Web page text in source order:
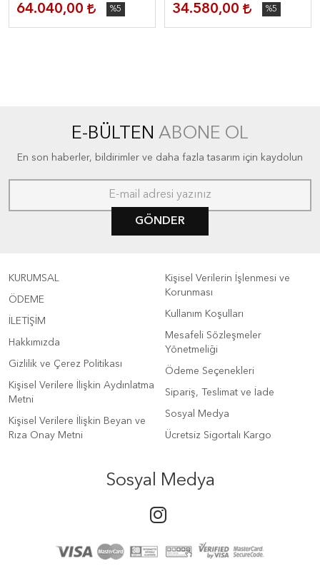
64.040,00 %5 34.580,00 %5
E-BÜLTEN ABONE OL
En son haberler, bildirimler ve daha fazla tasarım için kaydolun
GÖNDER
KURUMSAL
ÖDEME
İLETİŞİM
Hakkımızda
Gizlilik ve Çerez Politikası
Kişisel Verilere İlişkin Aydınlatma
Metni
Kişisel Verilere İlişkin Beyan ve
Rıza Onay Metni
Kişisel Verilerin İşlenmesi ve
Korunması
Kullanım Koşulları
Mesafeli Sözleşmeler
Yönetmeliği
Ödeme Seçenekleri
Sipariş, Teslimat ve İade
Sosyal Medya
Ücretsiz Sigortalı Kargo
Sosyal Medya